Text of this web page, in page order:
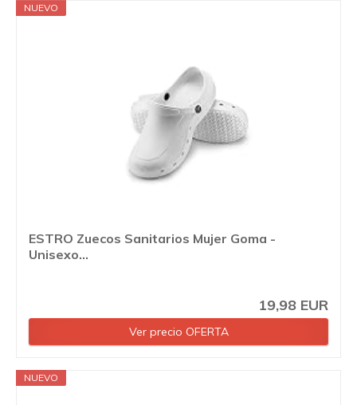
NUEVO
ESTRO Zuecos Sanitarios Mujer Goma -
Unisexo...
19,98 EUR
Ver precio OFERTA
NUEVO